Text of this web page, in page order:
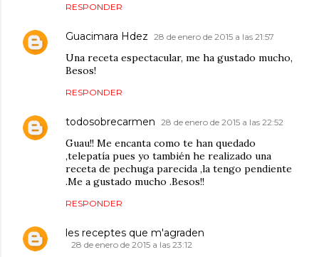
RESPONDER
Guacimara Hdez 28 de enero de 2015 a las 21:57
Una receta espectacular, me ha gustado mucho,
Besos!
RESPONDER
todosobrecarmen 28 de enero de 2015 a las 22:52
Guau!! Me encanta como te han quedado
,telepatía pues yo también he realizado una
receta de pechuga parecida ,la tengo pendiente
.Me a gustado mucho .Besos!!
RESPONDER
les receptes que m'agraden
28 de enero de 2015 a las 23:12